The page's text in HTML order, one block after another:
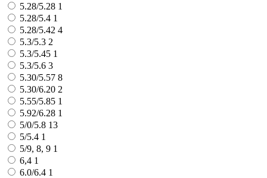
5.28/5.28 1
5.28/5.4 1
5.28/5.42 4
5.3/5.3 2
5.3/5.45 1
5.3/5.6 3
5.30/5.57 8
5.30/6.20 2
5.55/5.85 1
5.92/6.28 1
5/0/5.8 13
5/5.4 1
5/9, 8, 9 1
6,4 1
6.0/6.4 1